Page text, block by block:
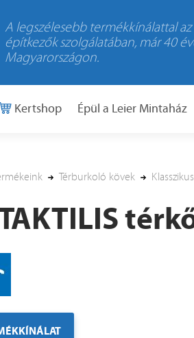
A legszélesebb termékkínálattal az
építkezők szolgálatában, már 40
Magyarországon.
Kertshop Épül a Leier Mintaház
Térburkoló kövek